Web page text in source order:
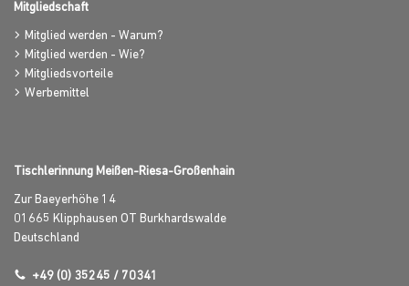
Mitgliedschaft
Mitglied werden - Warum?
Mitglied werden - Wie?
Mitgliedsvorteile
Werbemittel
Tischlerinnung Meißen-Riesa-Großenhain
Zur Baeyerhöhe 14
01665 Klipphausen OT Burkhardswalde
Deutschland
+49 (0) 35245 / 70341